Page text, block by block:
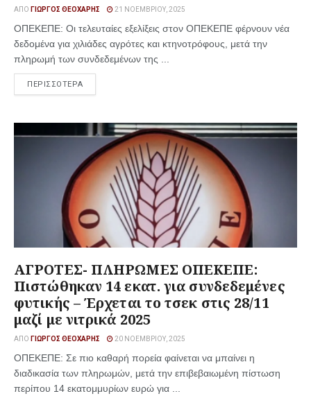
ΑΠΌ ΓΙΏΡΓΟΣ ΘΕΟΧΆΡΗΣ 21 ΝΟΕΜΒΡΊΟΥ, 2025
ΟΠΕΚΕΠΕ: Οι τελευταίες εξελίξεις στον ΟΠΕΚΕΠΕ φέρνουν νέα
δεδομένα για χιλιάδες αγρότες και κτηνοτρόφους, μετά την
πληρωμή των συνδεδεμένων της ...
ΠΕΡΙΣΣΟΤΕΡΑ
ΑΓΡΟΤΕΣ- ΠΛΗΡΩΜΕΣ ΟΠΕΚΕΠΕ:
Πιστώθηκαν 14 εκατ. για συνδεδεμένες
φυτικής – Έρχεται το τσεκ στις 28/11
μαζί με νιτρικά 2025
ΑΠΌ ΓΙΏΡΓΟΣ ΘΕΟΧΆΡΗΣ 20 ΝΟΕΜΒΡΊΟΥ, 2025
ΟΠΕΚΕΠΕ: Σε πιο καθαρή πορεία φαίνεται να μπαίνει η
διαδικασία των πληρωμών, μετά την επιβεβαιωμένη πίστωση
περίπου 14 εκατομμυρίων ευρώ για ...